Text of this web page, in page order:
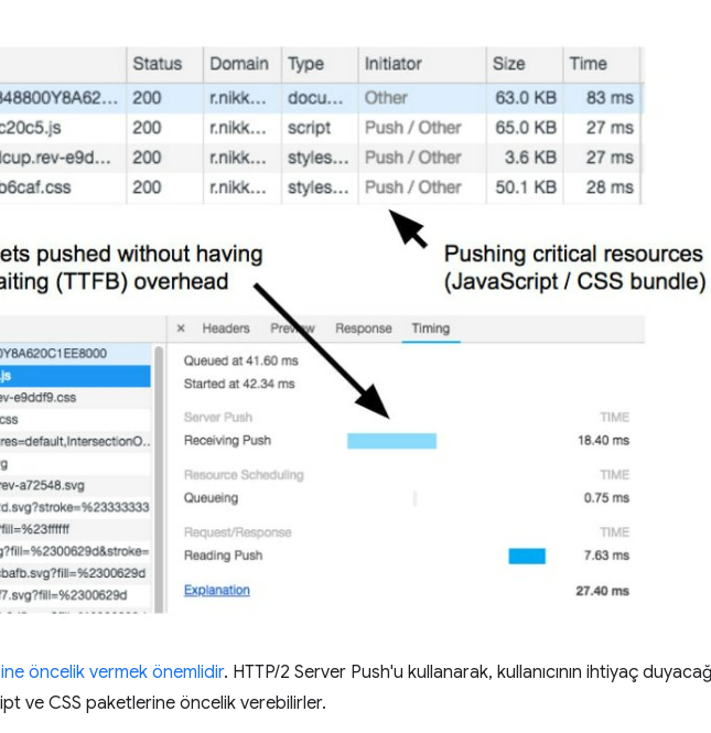
öncelik vermek önemlidir. HTTP/2 Server Push'u kullanarak, kullanıcının ihtiyaç
ve CSS paketlerine öncelik verebilirler.